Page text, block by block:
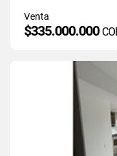
Venta
$335.000.000